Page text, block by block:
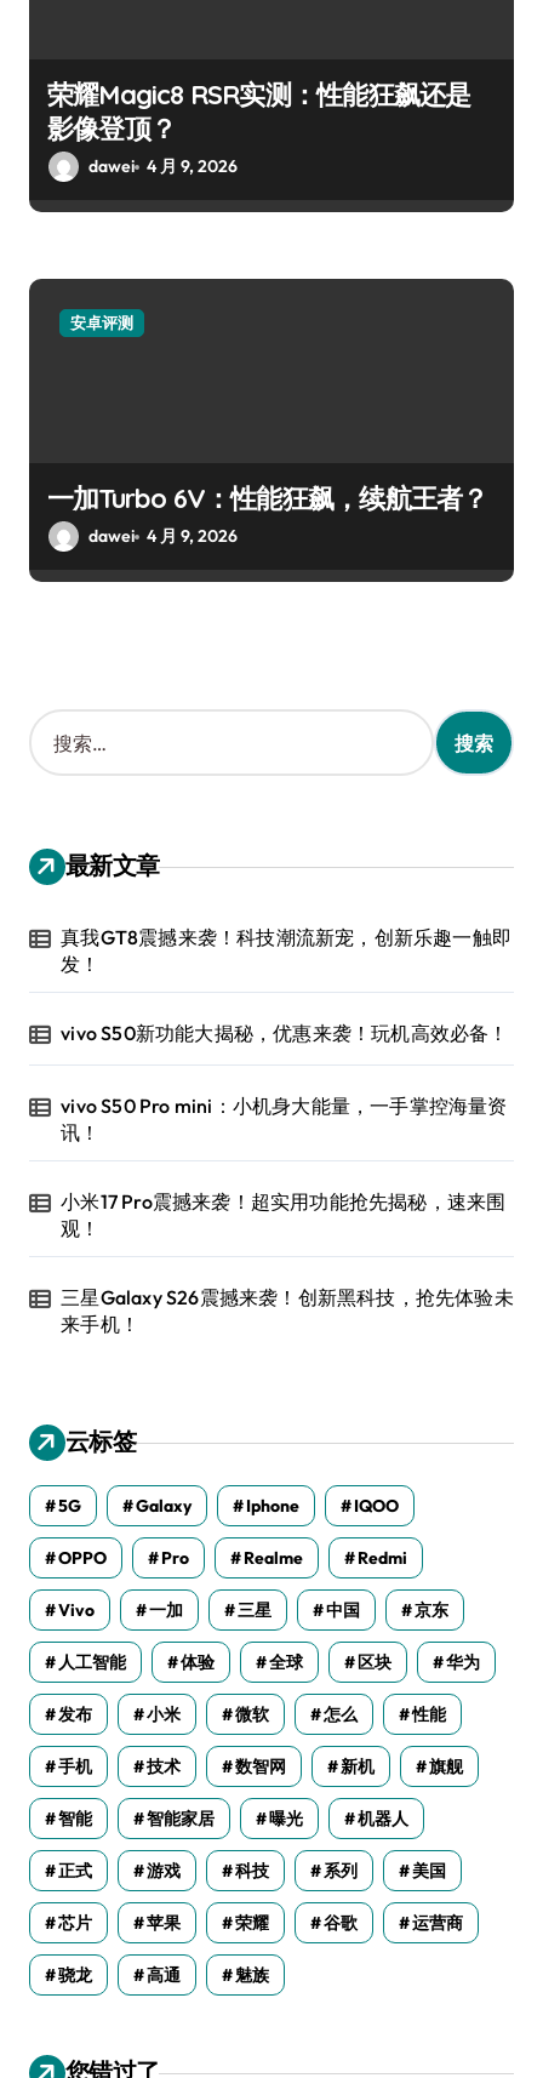
荣耀Magic8 RSR实测：性能狂飙还是
影像登顶？
dawei 4 月 9, 2026
安卓评测
一加Turbo 6V：性能狂飙，续航王者？
dawei 4 月 9, 2026
搜
索
：
最新文章
真我GT8震撼来袭！科技潮流新宠，创新乐趣一触即
发！
vivo S50新功能大揭秘，优惠来袭！玩机高效必备！
vivo S50 Pro mini：小机身大能量，一手掌控海量资
讯！
小米17 Pro震撼来袭！超实用功能抢先揭秘，速来围
观！
三星Galaxy S26震撼来袭！创新黑科技，抢先体验未
来手机！
云标签
5G Galaxy Iphone IQOO
OPPO Pro Realme Redmi
Vivo 一加 三星 中国 京东
人工智能 体验 全球 区块 华为
发布 小米 微软 怎么 性能
手机 技术 数智网 新机 旗舰
智能 智能家居 曝光 机器人
正式 游戏 科技 系列 美国
芯片 苹果 荣耀 谷歌 运营商
骁龙 高通 魅族
您错过了